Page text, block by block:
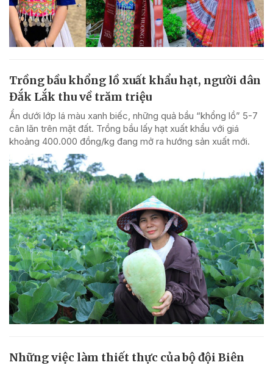
Trồng bầu khổng lồ xuất khẩu hạt, người dân
Đắk Lắk thu về trăm triệu
Ẩn dưới lớp lá màu xanh biếc, những quả bầu “khổng lồ” 5-7
cân lăn trên mặt đất. Trồng bầu lấy hạt xuất khẩu với giá
khoảng 400.000 đồng/kg đang mở ra hướng sản xuất mới.
Những việc làm thiết thực của bộ đội Biên